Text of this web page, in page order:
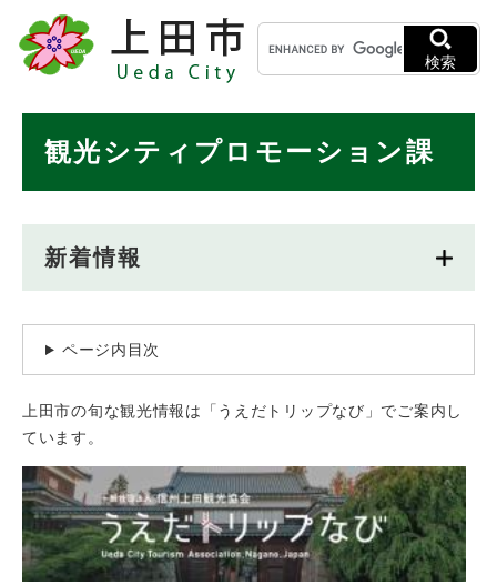
メニューを飛ばして本文へ
キ
ー
ワ
検
検索
観光シティプロモーション課
新着情報
ページ内目次
上田市の旬な観光情報は「うえだトリップなび」でご案内し
ています。